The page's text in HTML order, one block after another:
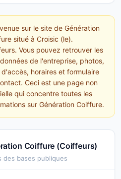
sur le site de Génération
situé à Croisic (le).
Vous pouvez retrouver les
de l'entreprise, photos,
d'accès, horaires et formulaire
Ceci est une page non
qui concentre toutes les
sur Génération Coiffure.
Coiffure (Coiffeurs)
des bases publiques